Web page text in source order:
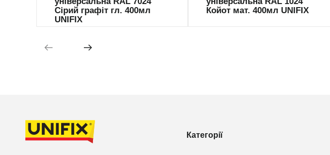
Сірий графіт гл. 400мл
UNIFIX
Койот мат. 400мл UNIFIX
Категорії